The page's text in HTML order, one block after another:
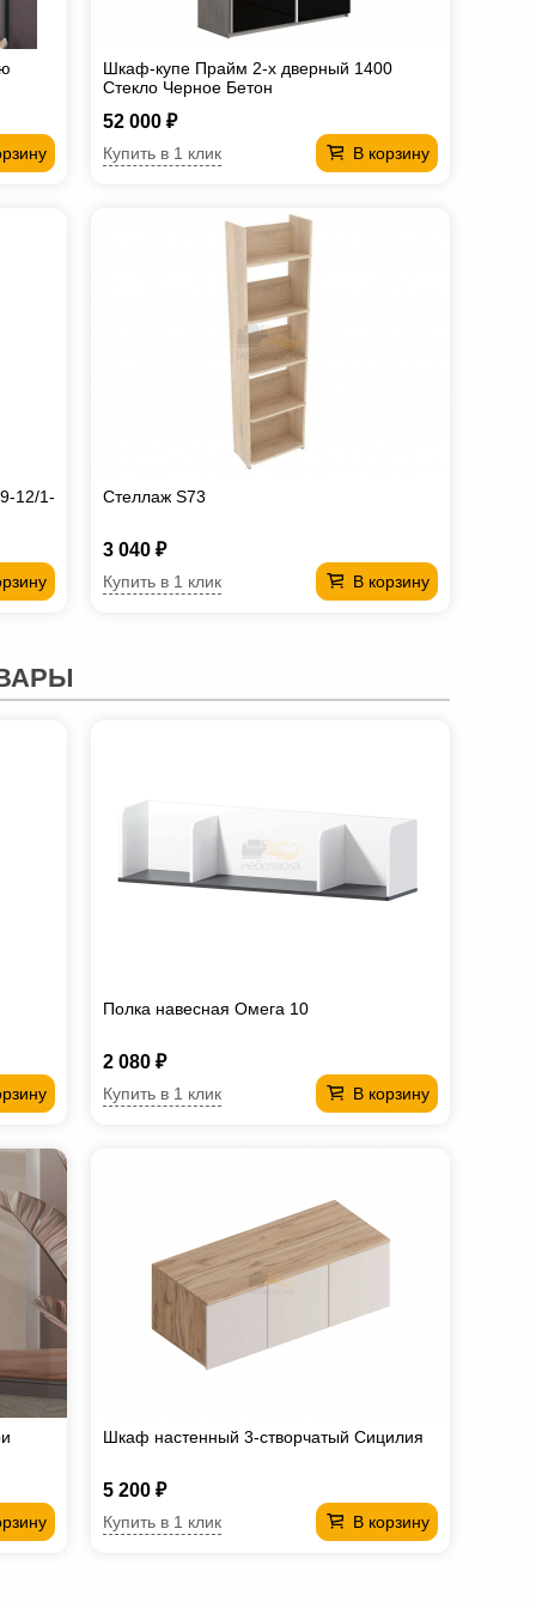
Шкаф-купе Прайм 2-х дверный 1400
Стекло Черное Бетон
52 000 ₽
В корзину
Купить в 1 клик
12/1- Стеллаж S73
3 040 ₽
В корзину
Купить в 1 клик
Полка навесная Омега 10
2 080 ₽
В корзину
Купить в 1 клик
Шкаф настенный 3-створчатый Сицилия
5 200 ₽
В корзину
Купить в 1 клик